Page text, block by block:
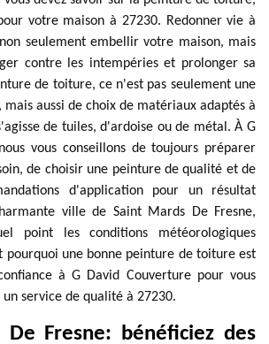
votre maison à 27230. Redonner vie à
seulement embellir votre maison, mais
contre les intempéries et prolonger sa
de toiture, ce n'est pas seulement une
mais aussi de choix de matériaux adaptés à
de tuiles, d'ardoise ou de métal. À G
vous conseillons de toujours préparer
de choisir une peinture de qualité et de
d'application pour un résultat
ville de Saint Mards De Fresne,
point les conditions météorologiques
pourquoi une bonne peinture de toiture est
à G David Couverture pour vous
service de qualité à 27230.
Fresne: bénéficiez des